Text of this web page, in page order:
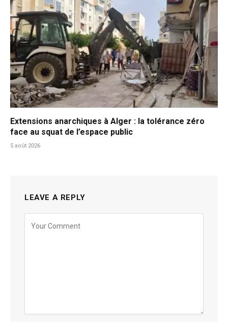
Extensions anarchiques à Alger : la tolérance zéro
face au squat de l’espace public
5 août 2026
LEAVE A REPLY